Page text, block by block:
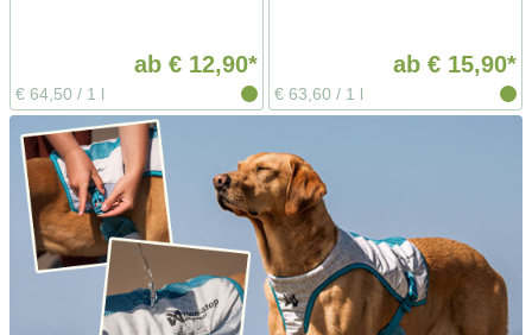
ab € 12,90*
€ 64,50 / 1 l
ab € 15,90*
€ 63,60 / 1 l